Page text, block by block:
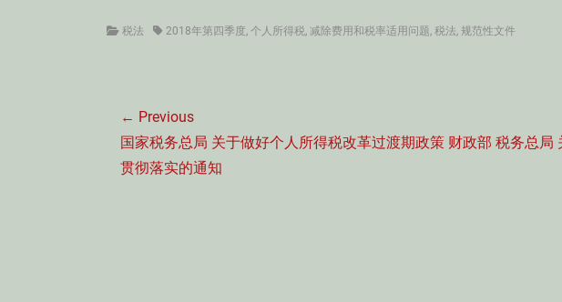
Categories
税法 Tags2018年第四季度, 个人所得税, 减除费用和税率适用问题, 税法, 规范性文件
章
导
航
← Previous
Previous
post:
国家税务总局 关于做好个人所得税改革过渡期政策
贯彻落实的通知
Next
财政部 税务总局